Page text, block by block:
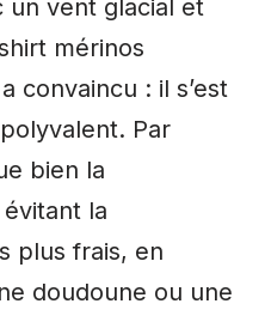
un vent glacial et
mérinos
convaincu : il s’est
Par
bien la
la
plus frais, en
doudoune ou une